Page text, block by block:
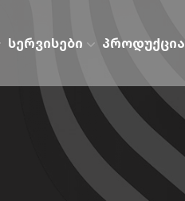
სერვისები პროდუქცია